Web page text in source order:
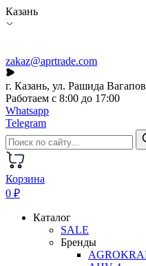
Казань
zakaz@aprtrade.com
г. Казань, ул. Рашида
Работаем с 8:00 до 17:00
Whatsapp
Telegram
Корзина
0 ₽
Каталог
SALE
Бренды